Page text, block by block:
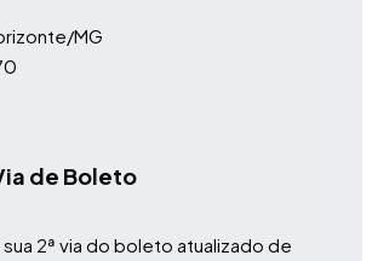
MG
de Boleto
sua 2ª via do boleto atualizado de